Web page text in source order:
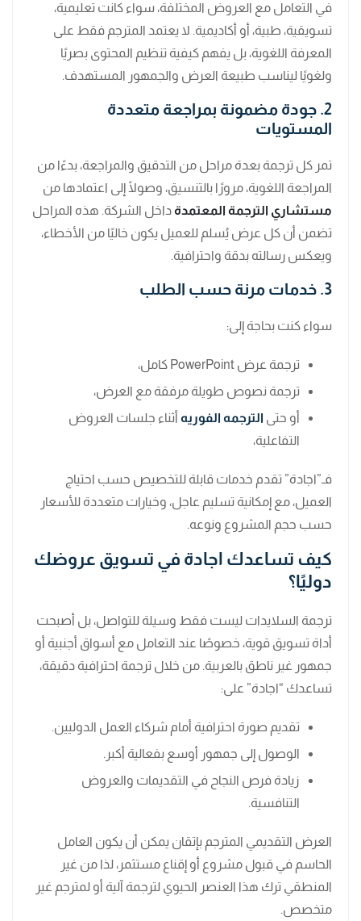
في التعامل مع العروض المختلفة، سواء كانت تعليمية،
تسويقية، طبية، أو أكاديمية. لا يعتمد المترجم فقط على
المعرفة اللغوية، بل يفهم كيفية تنظيم المحتوى بصريًا
ولغويًا ليناسب طبيعة العرض والجمهور المستهدف.
2. جودة مضمونة بمراجعة متعددة
المستويات
تمر كل ترجمة بعدة مراحل من التدقيق والمراجعة، بدءًا من
المراجعة اللغوية، مرورًا بالتنسيق، وصولًا إلى اعتمادها من
مستشاري الترجمة المعتمدة داخل الشركة. هذه المراحل
تضمن أن كل عرض يُسلم للعميل يكون خاليًا من الأخطاء،
ويعكس رسالته بدقة واحترافية.
3. خدمات مرنة حسب الطلب
سواء كنت بحاجة إلى:
ترجمة عرض PowerPoint كامل،
ترجمة نصوص طويلة مرفقة مع العرض،
أو حتى الترجمه الفوريه أثناء جلسات العروض
التفاعلية،
فـ”اجادة” تقدم خدمات قابلة للتخصيص حسب احتياج
العميل، مع إمكانية تسليم عاجل، وخيارات متعددة للأسعار
حسب حجم المشروع ونوعه.
كيف تساعدك اجادة في تسويق عروضك
دوليًا؟
ترجمة السلايدات ليست فقط وسيلة للتواصل، بل أصبحت
أداة تسويق قوية، خصوصًا عند التعامل مع أسواق أجنبية أو
جمهور غير ناطق بالعربية. من خلال ترجمة احترافية دقيقة،
تساعدك “اجادة” على:
تقديم صورة احترافية أمام شركاء العمل الدوليين.
الوصول إلى جمهور أوسع بفعالية أكبر.
زيادة فرص النجاح في التقديمات والعروض
التنافسية.
العرض التقديمي المترجم بإتقان يمكن أن يكون العامل
الحاسم في قبول مشروع أو إقناع مستثمر، لذا من غير
المنطقي ترك هذا العنصر الحيوي لترجمة آلية أو لمترجم غير
متخصص.